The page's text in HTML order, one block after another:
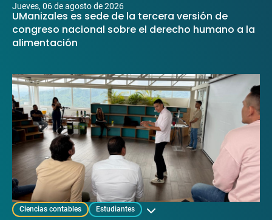
jueves, 06 de agosto de 2026
UManizales es sede de la tercera versión de
congreso nacional sobre el derecho humano a la
alimentación
Ciencias contables Estudiantes Mostrar categorías